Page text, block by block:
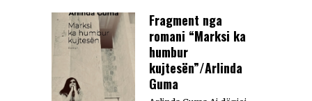
Fragment nga
romani “Marksi ka
humbur
kujtesën”/Arlinda
Guma